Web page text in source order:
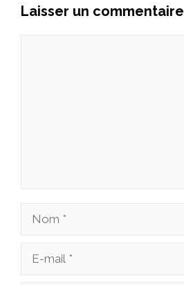
Laisser un commentaire
Nom